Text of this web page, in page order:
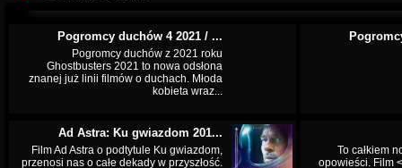
Pogromcy duchów 4 2021 / ...
Pogromcy duchów z 2021 roku
Ghostbusters 2021 to nowa odsłona
znanej już linii filmów o duchach. Młoda
kobieta wraz...
Ad Astra: Ku gwiazdom 201...
Film Ad Astra o podtytule Ku gwiazdom,
przenosi nas o całe dekady w przyszłość.
To całkiem
opowieści. Film